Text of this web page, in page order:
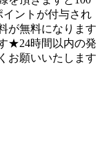
ントが付与され
が無料になります
★24時間以内の発
お願いいたします